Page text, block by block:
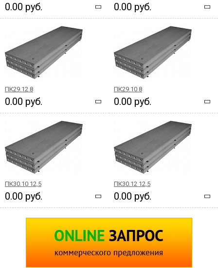
0.00 руб. 0.00 руб.
ПК29.12 8
0.00 руб.
ПК29.10 8
0.00 руб.
ПК30.10 12,5
0.00 руб.
ПК30.12 12,5
0.00 руб.